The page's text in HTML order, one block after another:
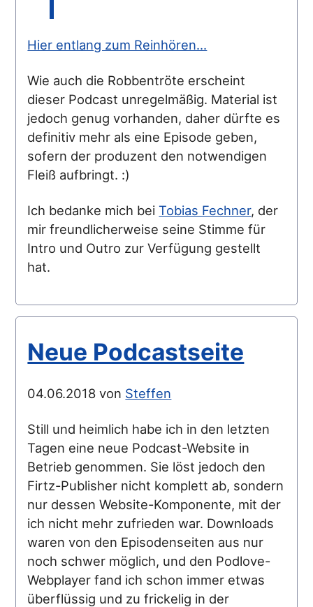
Hier entlang zum Reinhören...
Wie auch die Robbentröte erscheint
dieser Podcast unregelmäßig. Material ist
jedoch genug vorhanden, daher dürfte es
definitiv mehr als eine Episode geben,
sofern der produzent den notwendigen
Fleiß aufbringt. :)
Ich bedanke mich beiTobias Fechner, der
mir freundlicherweise seine Stimme für
Intro und Outro zur Verfügung gestellt
hat.
Neue Podcastseite
04.06.2018 von Steffen
Still und heimlich habe ich in den letzten
Tagen eine neue Podcast-Website in
Betrieb genommen. Sie löst jedoch den
Firtz-Publisher nicht komplett ab, sondern
nur dessen Website-Komponente, mit der
ich nicht mehr zufrieden war. Downloads
waren von den Episodenseiten aus nur
noch schwer möglich, und den Podlove-
Webplayer fand ich schon immer etwas
überflüssig und zu frickelig in der